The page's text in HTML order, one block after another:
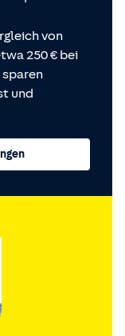
von
250 € bei
sparen
und